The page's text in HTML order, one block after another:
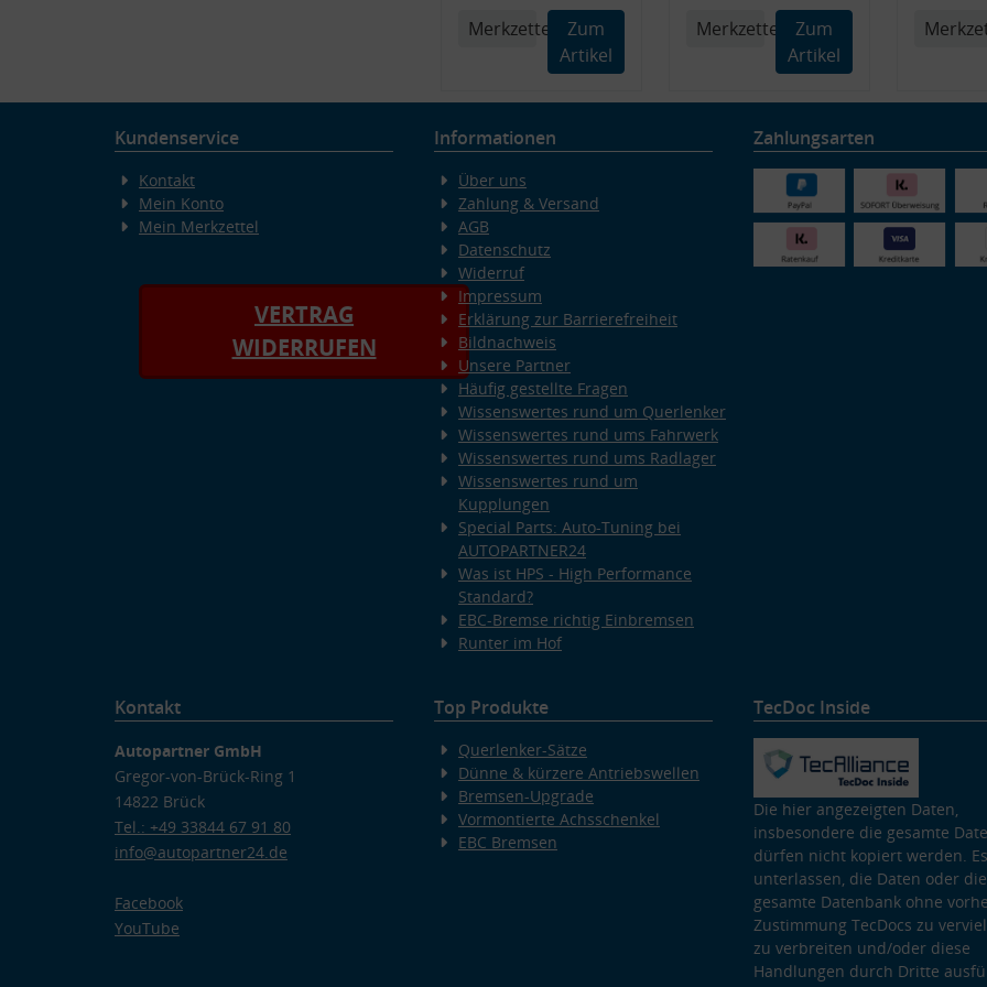
Merkzettel
Zum
Artikel
Merkzettel
Zum
Artikel
Kundenservice
Kontakt
Mein Konto
Mein Merkzettel
VERTRAG
WIDERRUFEN
Informationen
Über uns
Zahlung & Versand
AGB
Datenschutz
Widerruf
Impressum
Erklärung zur Barrierefreiheit
Bildnachweis
Unsere Partner
Häufig gestellte Fragen
Wissenswertes rund um Querlenker
Wissenswertes rund ums Fahrwerk
Wissenswertes rund ums Radlager
Wissenswertes rund um
Kupplungen
Special Parts: Auto-Tuning bei
AUTOPARTNER24
Was ist HPS - High Performance
Standard?
EBC-Bremse richtig Einbremsen
Runter im Hof
Zahlungsarten
Kontakt
Autopartner GmbH
Gregor-von-Brück-Ring 1
14822 Brück
Tel.: +49 33844 67 91 80
info@autopartner24.de
Facebook
YouTube
Top Produkte
Querlenker-Sätze
Dünne & kürzere Antriebswellen
Bremsen-Upgrade
Vormontierte Achsschenkel
EBC Bremsen
TecDoc Inside
Die hier angezeigten Daten,
insbesondere die gesamte
dürfen nicht kopiert werden.
unterlassen, die Daten oder die
gesamte Datenbank ohne
Zustimmung TecDocs zu
zu verbreiten und/oder diese
Handlungen durch Dritte